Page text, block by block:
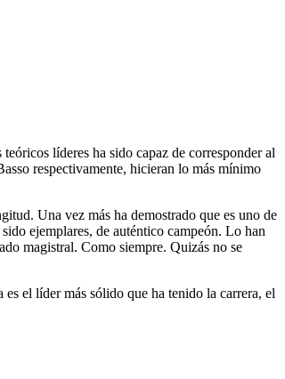
líderes ha sido capaz de corresponder al
respectivamente, hicieran lo más mínimo
Una vez más ha demostrado que es uno de
ejemplares, de auténtico campeón. Lo han
magistral. Como siempre. Quizás no se
el líder más sólido que ha tenido la carrera, el